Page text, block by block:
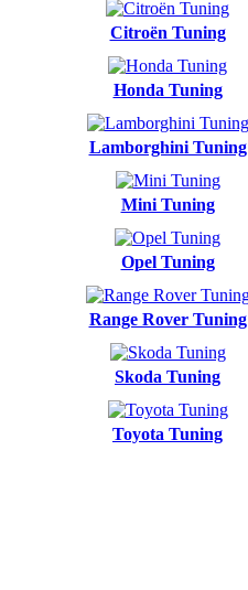
Citroën Tuning
Honda Tuning
Lamborghini Tuning
Mini Tuning
Opel Tuning
Range Rover Tuning
Skoda Tuning
Toyota Tuning